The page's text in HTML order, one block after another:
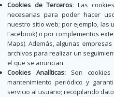
Cookies de Terceros: Las
necesarias para poder hacer
nuestro sitio web; por ejemplo, las
Facebook) o por complementos
Maps). Además, algunas
archivos para realizar un
el que se anuncian.
Cookies Analíticas: Son
mantenimiento periódico y
servicio al usuario; recopilando